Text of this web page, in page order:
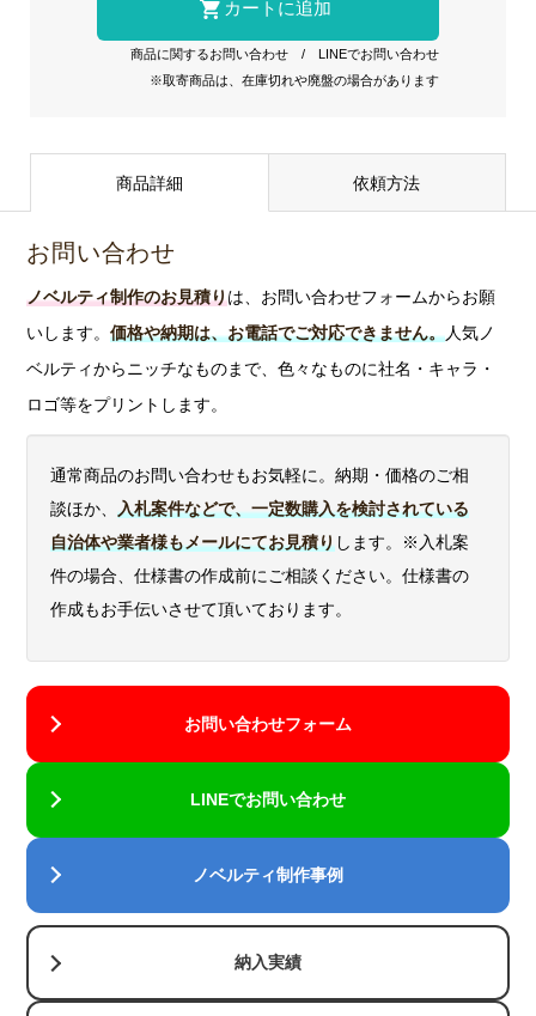
商品に関するお問い合わせ /
LINEでお問い合わせ
※取寄商品は、在庫切れや廃盤の場合があります
商品詳細 依頼方法
お問い合わせ
ノベルティ制作のお見積りは、お問い合わせフォームからお願
いします。価格や納期は、お電話でご対応できません。人気ノ
ベルティからニッチなものまで、色々なものに社名・キャラ・
ロゴ等をプリントします。
通常商品のお問い合わせもお気軽に。納期・価格のご相
談ほか、入札案件などで、一定数購入を検討されている
自治体や業者様もメールにてお見積りします。※入札案
件の場合、仕様書の作成前にご相談ください。仕様書の
作成もお手伝いさせて頂いております。
お問い合わせフォーム
LINEでお問い合わせ
ノベルティ制作事例
納入実績